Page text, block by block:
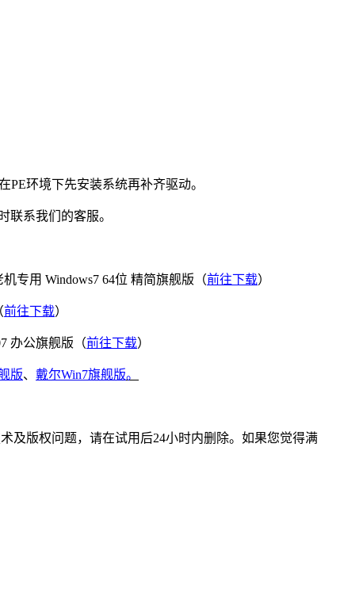
PE环境下先安装系统再补齐驱动。
联系我们的客服。
专用 Windows7 64位 精简旗舰版（前往下载）
前往下载）
办公旗舰版（前往下载）
版、 戴尔Win7旗舰版。
版权问题，请在试用后24小时内删除。如果您觉得满